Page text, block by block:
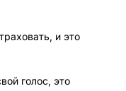
и это
голос, это